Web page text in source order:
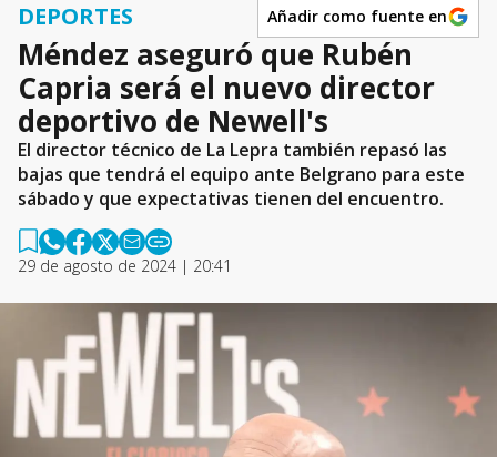
DEPORTES Añadir como fuente en
Méndez aseguró que Rubén
Capria será el nuevo director
deportivo de Newell's
El director técnico de La Lepra también repasó las
bajas que tendrá el equipo ante Belgrano para este
sábado y que expectativas tienen del encuentro.
29 de agosto de 2024 | 20:41